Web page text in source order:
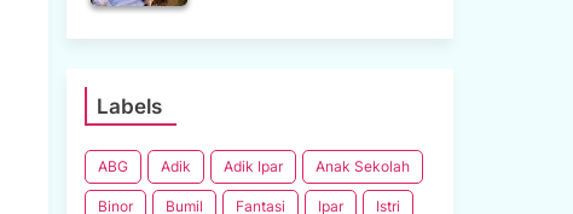
Labels
ABG Adik Adik Ipar Anak Sekolah
Binor Bumil Fantasi Ipar Istri